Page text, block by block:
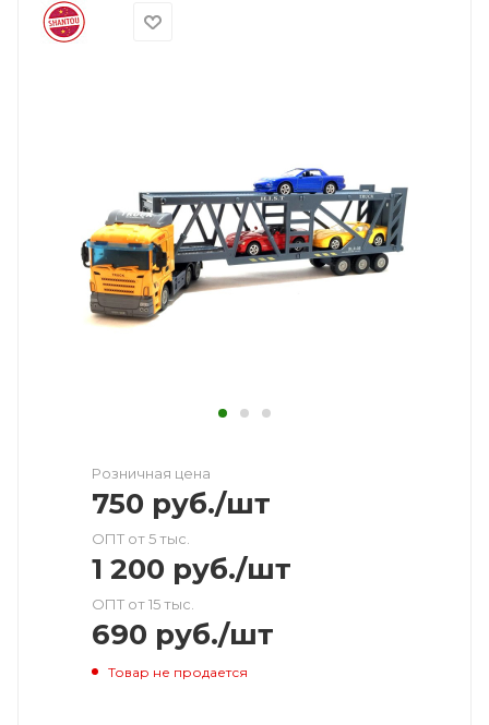
Розничная цена
750 руб./шт
ОПТ от 5 тыс.
1 200 руб./шт
ОПТ от 15 тыс.
690 руб./шт
Товар не продается